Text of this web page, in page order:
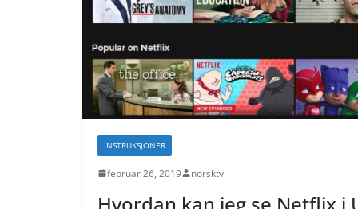
INSTRUKSJONER
februar 26, 2019 norsktvi
Hvordan kan jeg se Netflix i